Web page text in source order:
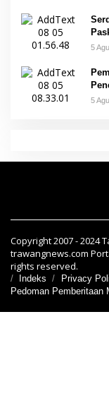
5
5
Copyright 2007 - 2024
trawangnews.com
rights reserved.
Indeks Privacy
Pedoman Pemberitaan